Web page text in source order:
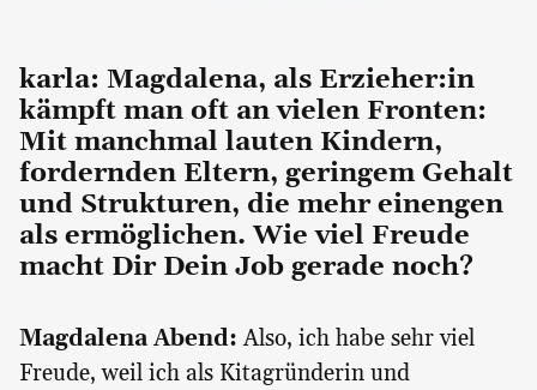
karla: Magdalena, als Erzieher:in
kämpft man oft an vielen Fronten:
Mit manchmal lauten Kindern,
fordernden Eltern, geringem Gehalt
und Strukturen, die mehr einengen
als ermöglichen. Wie viel Freude
macht Dir Dein Job gerade noch?
Magdalena Abend:Also, ich habe sehr viel
Freude, weil ich als Kitagründerin und